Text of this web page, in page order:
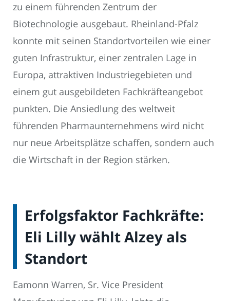
zu einem führenden Zentrum der
Biotechnologie ausgebaut. Rheinland-Pfalz
konnte mit seinen Standortvorteilen wie einer
guten Infrastruktur, einer zentralen Lage in
Europa, attraktiven Industriegebieten und
einem gut ausgebildeten Fachkräfteangebot
punkten. Die Ansiedlung des weltweit
führenden Pharmaunternehmens wird nicht
nur neue Arbeitsplätze schaffen, sondern auch
die Wirtschaft in der Region stärken.
Erfolgsfaktor Fachkräfte:
Eli Lilly wählt Alzey als
Standort
Eamonn Warren, Sr. Vice President